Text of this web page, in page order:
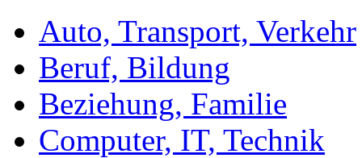
Auto, Transport, Verkehr
Beruf, Bildung
Beziehung, Familie
Computer, IT, Technik